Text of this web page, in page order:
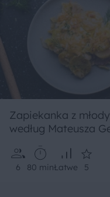
Zapiekanka z
według Mateusza
6 80 minŁatwe 5